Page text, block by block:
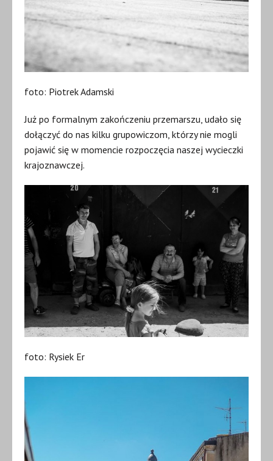
foto: Piotrek Adamski
Już po formalnym zakończeniu przemarszu, udało się
dołączyć do nas kilku grupowiczom, którzy nie mogli
pojawić się w momencie rozpoczęcia naszej wycieczki
krajoznawczej.
foto: Rysiek Er